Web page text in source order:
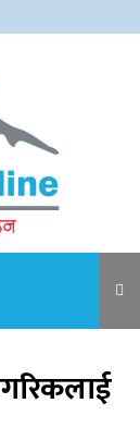
गरिएको १८०